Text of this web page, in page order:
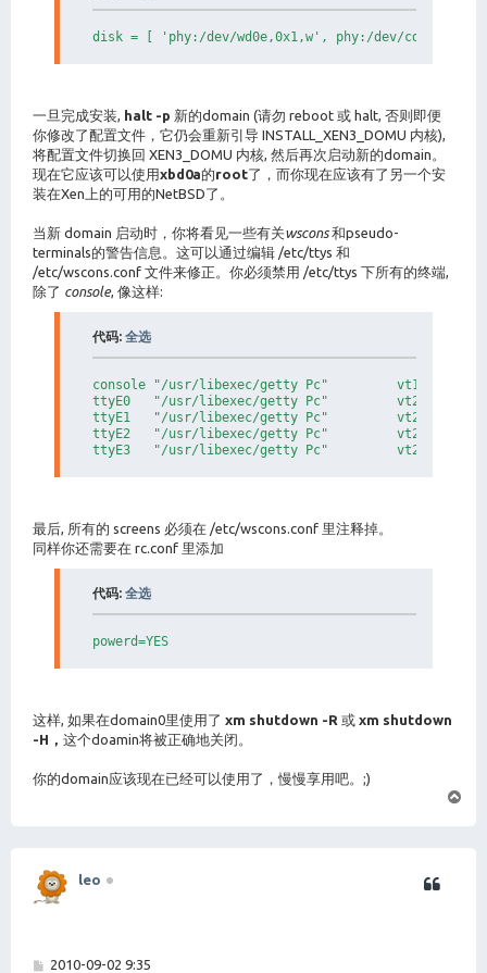
# Define the disk devices you want the domain to
#
#    phy:DEV,VDEV,MODE
#
# where DEV is the device, VDEV is the device
# and MODE is r for read-only, w for read-write.
# file-backed domains using disk entries of the
#
#
# where PATH is the path to the file used as the
# and MODE have the same meaning as for ``phy''
# VDEV doesn't really matter for a NetBSD guest
# Worse, the device has to exist in /dev/ of
# on domain0, with the major/minor from Linux :(
# Alternatively it's possible to specify the device
# e.g. 0x301 for /dev/hda1, 0x302 for /dev/hda2,
disk = [ 'phy:/dev/wd0e,0x1,w' ]
# Set the kernel command line for the new domain.
# extra parameters passed to the kernel
# this is where you can set boot flags like -s, -
disk = [ 'phy:/dev/wd0e,0x1,w', phy:/dev/
一旦完成安装, halt -p 新的domain (请勿 reboot 或 halt, 否则即便
你修改了配置文件，它仍会重新引导 INSTALL_XEN3_DOMU 内核),
将配置文件切换回 XEN3_DOMU 内核, 然后再次启动新的domain。
现在它应该可以使用xbd0a的root了，而你现在应该有了另一个安
装在Xen上的可用的NetBSD了。
当新 domain 启动时，你将看见一些有关wscons和pseudo-
terminals的警告信息。这可以通过编辑 /etc/ttys 和
/etc/wscons.conf 文件来修正。你必须禁用 /etc/ttys 下所有的终端,
除了 console, 像这样:
代码: 全选
console "/usr/libexec/getty Pc"         vt100   on
ttyE0   "/usr/libexec/getty Pc"         vt220   off
ttyE1   "/usr/libexec/getty Pc"         vt220   off
ttyE2   "/usr/libexec/getty Pc"         vt220   off
最后, 所有的 screens 必须在 /etc/wscons.conf 里注释掉。
同样你还需要在 rc.conf 里添加
代码: 全选
powerd=YES
这样, 如果在domain0里使用了 xm shutdown -R 或 xm shutdown
-H， 这个doamin将被正确地关闭。
你的domain应该现在已经可以使用了，慢慢享用吧。;)
leo
帖
2010-09-02 9:35